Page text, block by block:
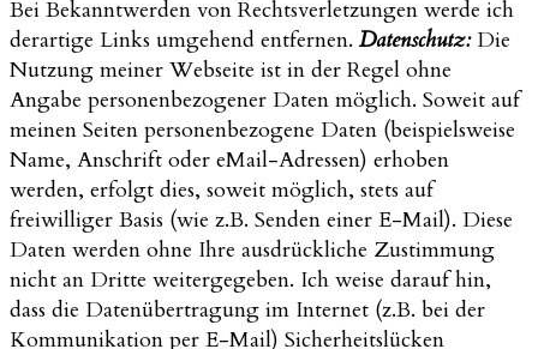
Bei Bekanntwerden von Rechtsverletzungen werde ich
derartige Links umgehend entfernen. Datenschutz: Die
Nutzung meiner Webseite ist in der Regel ohne
Angabe personenbezogener Daten möglich. Soweit auf
meinen Seiten personenbezogene Daten (beispielsweise
Name, Anschrift oder eMail-Adressen) erhoben
werden, erfolgt dies, soweit möglich, stets auf
freiwilliger Basis (wie z.B. Senden einer E-Mail). Diese
Daten werden ohne Ihre ausdrückliche Zustimmung
nicht an Dritte weitergegeben. Ich weise darauf hin,
dass die Datenübertragung im Internet (z.B. bei der
Kommunikation per E-Mail) Sicherheitslücken